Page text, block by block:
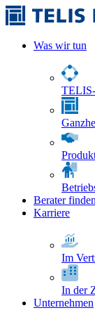
Was wir tun
Berater finden
Karriere
Im
In der
Unternehmen